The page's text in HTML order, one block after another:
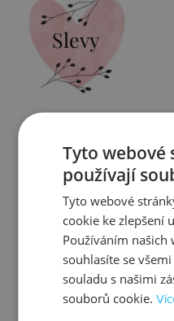
Slevy
Kontrola
Tyto webové
používají
Tyto webové
cookie ke zlepšení
Používáním našich
souhlasíte se
souladu s našimi
souborů cookie.